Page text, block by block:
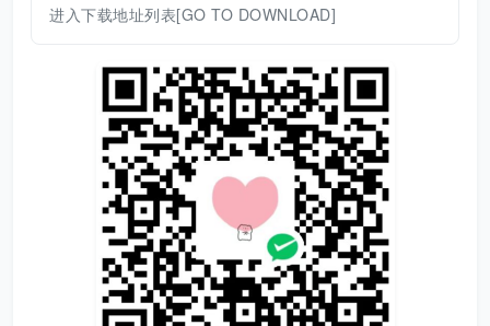
进入下载地址列表[GO TO DOWNLOAD]